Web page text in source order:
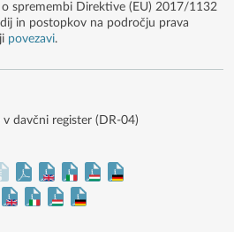
spremembi Direktive (EU) 2017/1132
in postopkov na področju prava
povezavi.
v davčni register (DR-04)